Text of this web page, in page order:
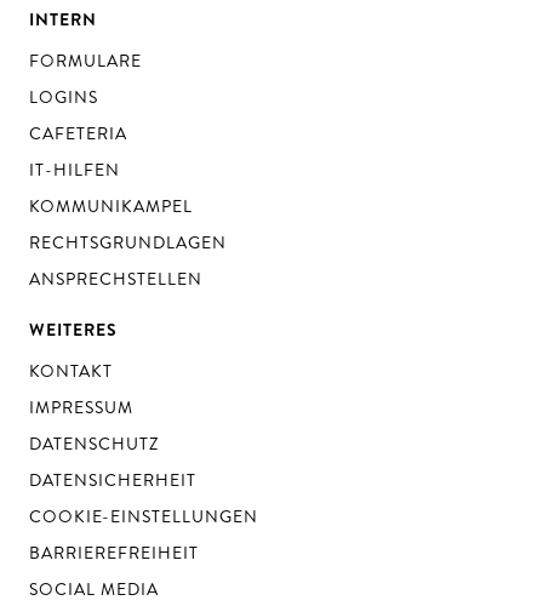
INTERN
FORMULARE
LOGINS
CAFETERIA
IT-HILFEN
KOMMUNIKAMPEL
RECHTSGRUNDLAGEN
ANSPRECHSTELLEN
WEITERES
KONTAKT
IMPRESSUM
DATENSCHUTZ
DATENSICHERHEIT
COOKIE-EINSTELLUNGEN
BARRIEREFREIHEIT
SOCIAL MEDIA